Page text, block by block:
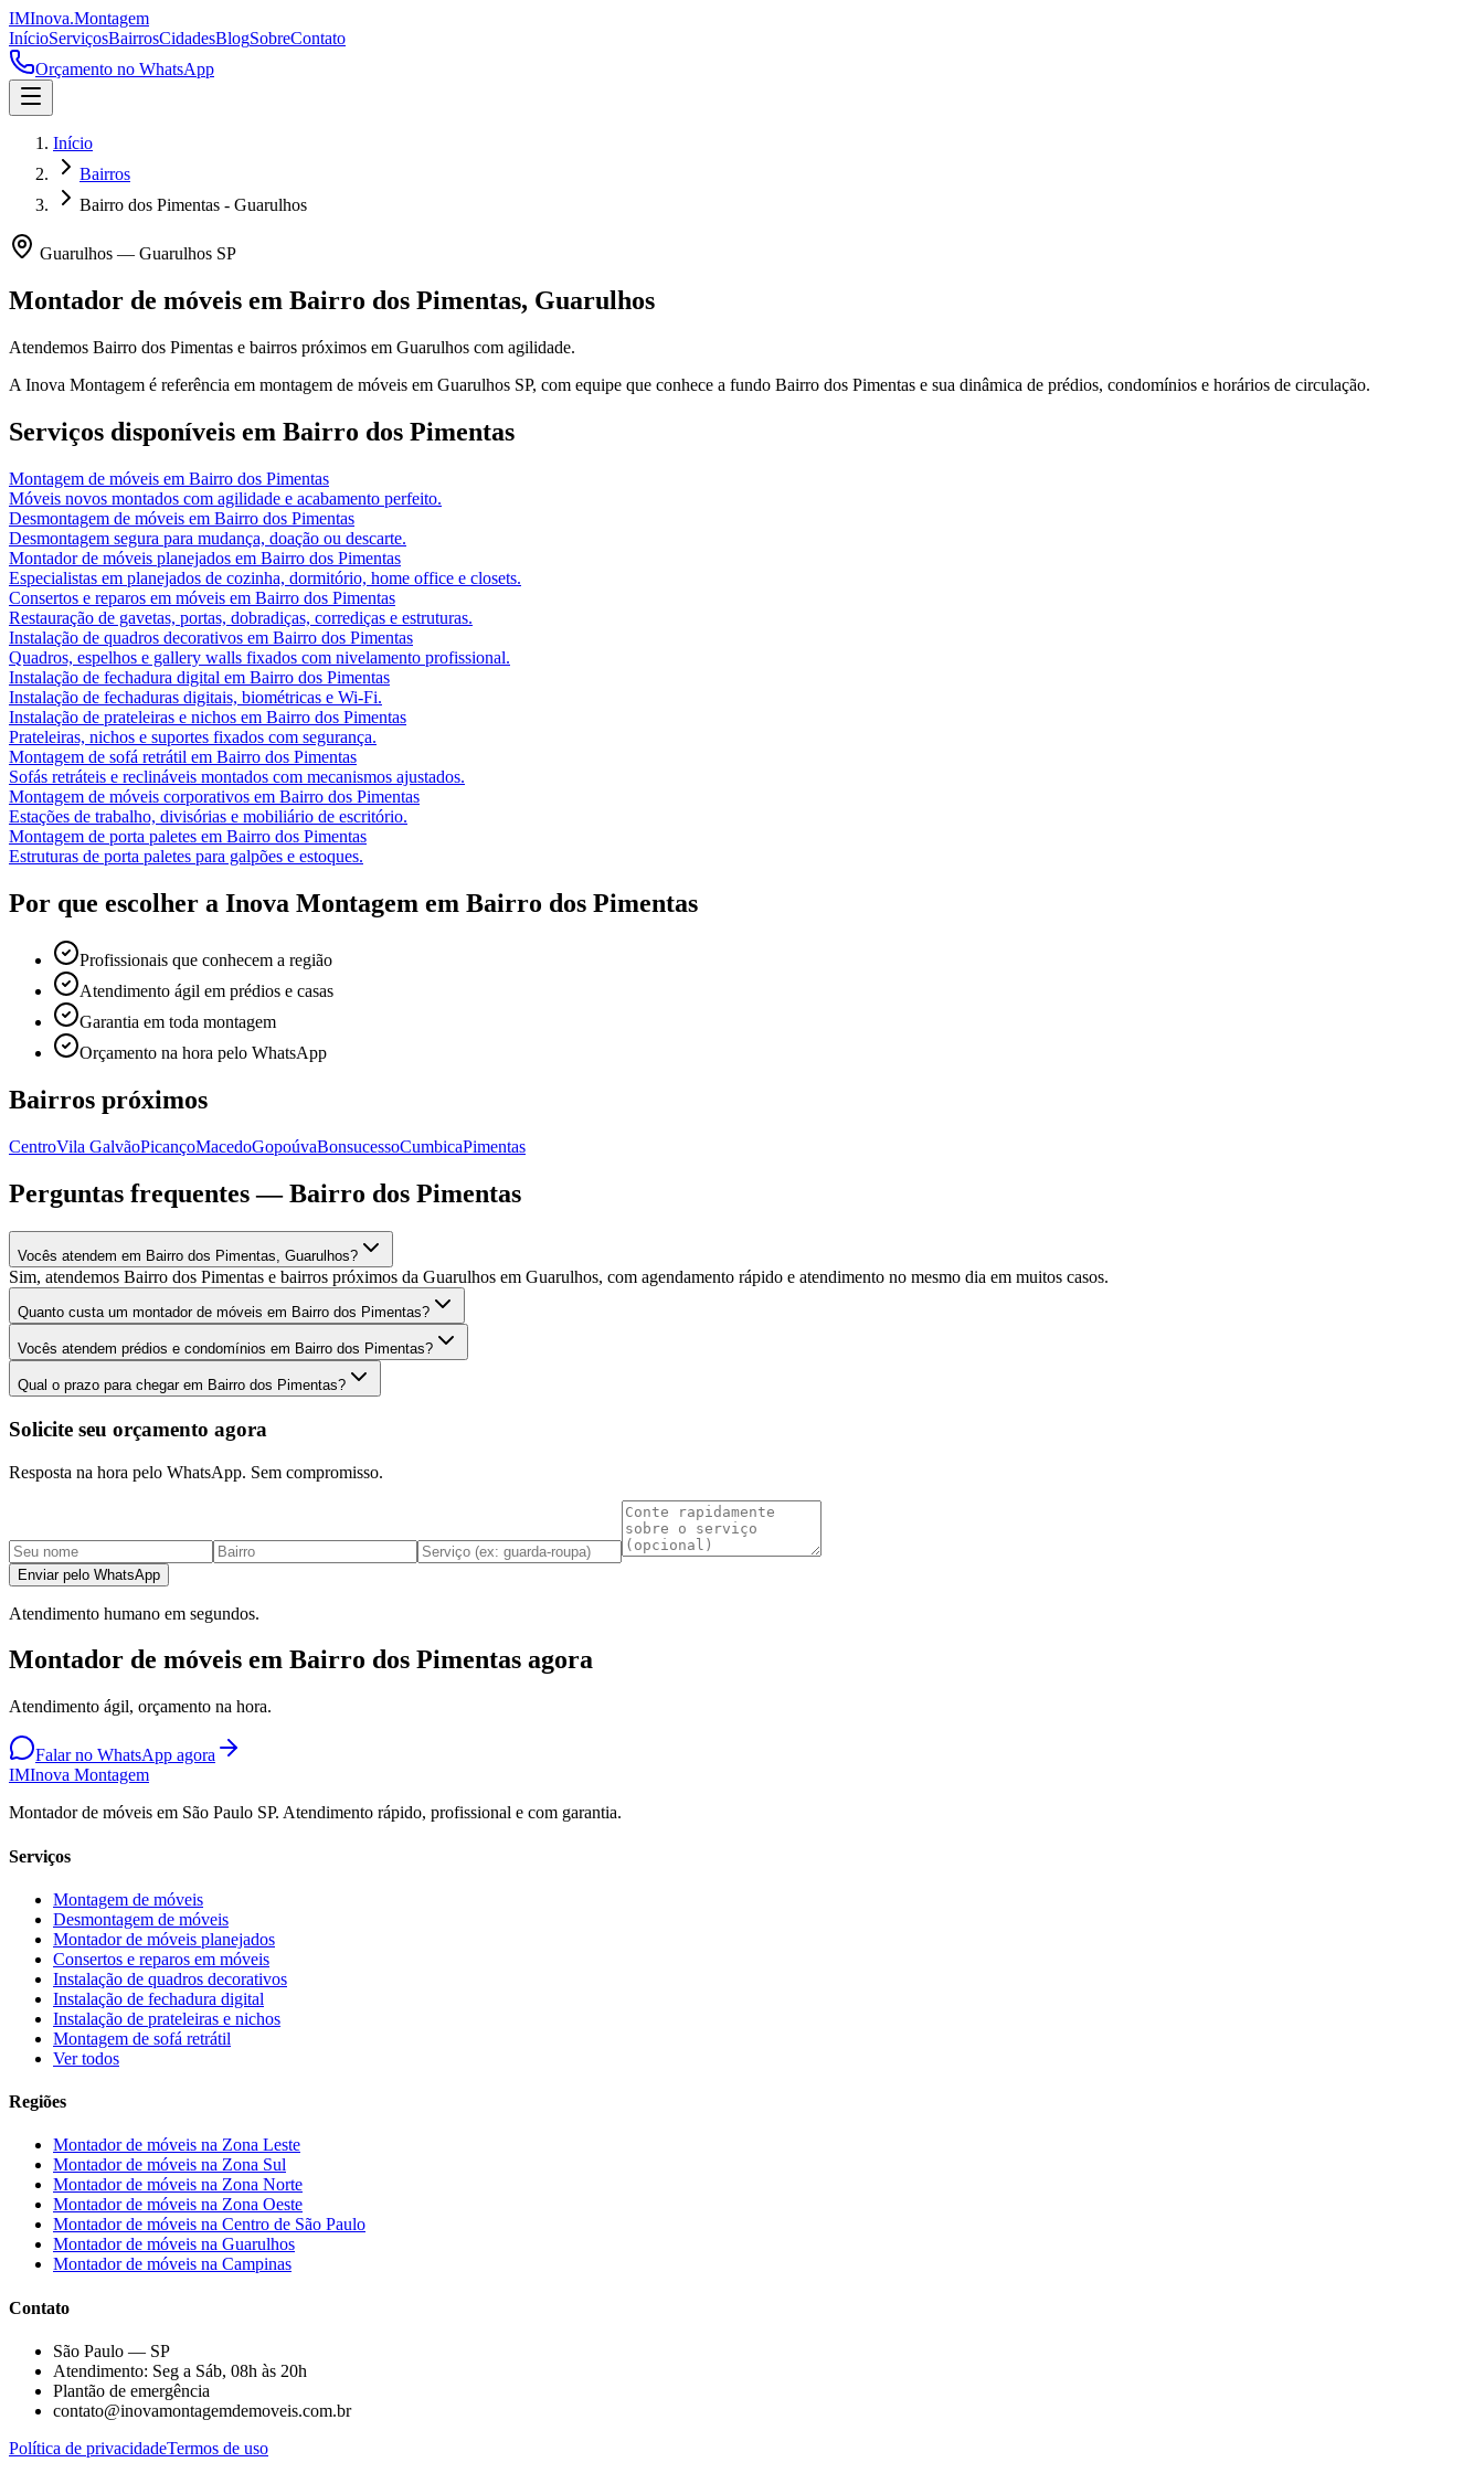
IMInova.Montagem
InícioServiçosBairrosCidadesBlogSobreContato
Orçamento no WhatsApp
Início
Bairros
Bairro dos Pimentas - Guarulhos
Guarulhos — Guarulhos SP
Montador de móveis em Bairro dos Pimentas, Guarulhos
Atendemos Bairro dos Pimentas e bairros próximos em Guarulhos com agilidade.
A Inova Montagem é referência em montagem de móveis em Guarulhos SP, com equipe que conhece a fundo Bairro dos Pimentas e sua dinâmica de prédios, condomínios e horários de circulação.
Serviços disponíveis em Bairro dos Pimentas
Montagem de móveis em Bairro dos Pimentas
Móveis novos montados com agilidade e acabamento perfeito.
Desmontagem de móveis em Bairro dos Pimentas
Desmontagem segura para mudança, doação ou descarte.
Montador de móveis planejados em Bairro dos Pimentas
Especialistas em planejados de cozinha, dormitório, home office e closets.
Consertos e reparos em móveis em Bairro dos Pimentas
Restauração de gavetas, portas, dobradiças, corrediças e estruturas.
Instalação de quadros decorativos em Bairro dos Pimentas
Quadros, espelhos e gallery walls fixados com nivelamento profissional.
Instalação de fechadura digital em Bairro dos Pimentas
Instalação de fechaduras digitais, biométricas e Wi-Fi.
Instalação de prateleiras e nichos em Bairro dos Pimentas
Prateleiras, nichos e suportes fixados com segurança.
Montagem de sofá retrátil em Bairro dos Pimentas
Sofás retráteis e reclináveis montados com mecanismos ajustados.
Montagem de móveis corporativos em Bairro dos Pimentas
Estações de trabalho, divisórias e mobiliário de escritório.
Montagem de porta paletes em Bairro dos Pimentas
Estruturas de porta paletes para galpões e estoques.
Por que escolher a Inova Montagem em Bairro dos Pimentas
Profissionais que conhecem a região
Atendimento ágil em prédios e casas
Garantia em toda montagem
Orçamento na hora pelo WhatsApp
Bairros próximos
CentroVila GalvãoPicançoMacedoGopoúvaBonsucessoCumbicaPimentas
Perguntas frequentes —Bairro dos Pimentas
Vocês atendem em Bairro dos Pimentas, Guarulhos?
Sim, atendemos Bairro dos Pimentas e bairros próximos da Guarulhos em Guarulhos, com agendamento rápido e atendimento no mesmo dia em muitos casos.
Quanto custa um montador de móveis em Bairro dos Pimentas?
Vocês atendem prédios e condomínios em Bairro dos Pimentas?
Qual o prazo para chegar em Bairro dos Pimentas?
Solicite seu orçamento agora
Resposta na hora pelo WhatsApp. Sem compromisso.
Enviar pelo WhatsApp
Atendimento humano em segundos.
Montador de móveis em Bairro dos Pimentas agora
Atendimento ágil, orçamento na hora.
Falar no WhatsApp agora
IMInova Montagem
Montador de móveis em São Paulo SP. Atendimento rápido, profissional e com garantia.
Serviços
Montagem de móveis
Desmontagem de móveis
Montador de móveis planejados
Consertos e reparos em móveis
Instalação de quadros decorativos
Instalação de fechadura digital
Instalação de prateleiras e nichos
Montagem de sofá retrátil
Ver todos
Regiões
Montador de móveis na Zona Leste
Montador de móveis na Zona Sul
Montador de móveis na Zona Norte
Montador de móveis na Zona Oeste
Montador de móveis na Centro de São Paulo
Montador de móveis na Guarulhos
Montador de móveis na Campinas
Contato
São Paulo — SP
Atendimento: Seg a Sáb, 08h às 20h
Plantão de emergência
contato@inovamontagemdemoveis.com.br
Política de privacidadeTermos de uso